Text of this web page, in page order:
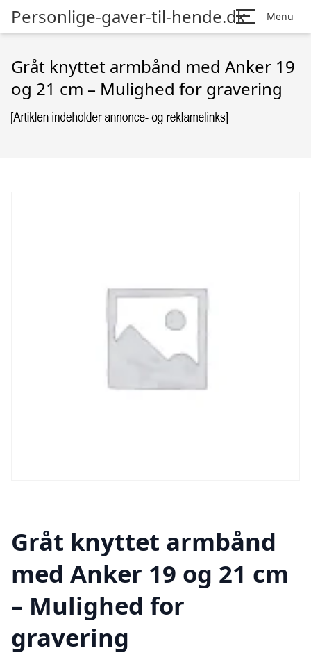
Personlige-gaver-til-hende.dk Menu
Gråt knyttet armbånd med Anker 19
og 21 cm – Mulighed for gravering
Gråt knyttet armbånd
med Anker 19 og 21 cm
– Mulighed for
gravering